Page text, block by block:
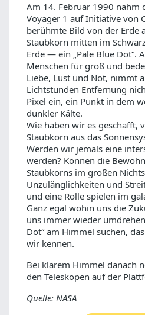
Am 14. Februar 1990 nahm
Voyager 1 auf Initiative von
berühmte Bild von der Erde
Staubkorn mitten im
Erde — ein „Pale Blue Dot“.
Menschen für groß und
Liebe, Lust und Not, nimmt
Lichtstunden Entfernung
Pixel ein, ein Punkt in dem
dunkler Kälte.
Wie haben wir es geschafft,
Staubkorn aus das
Werden wir jemals eine
werden? Können die
Staubkorns im großen
Unzulänglichkeiten und
und eine Rolle spielen im
Ganz egal wohin uns die
uns immer wieder
Dot“ am Himmel suchen,
wir kennen.
Bei klarem Himmel danach
den Teleskopen auf der
Quelle: NASA